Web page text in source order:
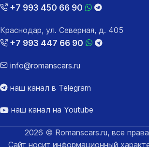
+7 993 450 66 90
Краснодар, ул. Северная, д. 405
+7 993 447 66 90
info@romanscars.ru
наш канал в Telegram
наш канал на Youtube
2026 © Romanscars.ru, все
Сайт носит информационный